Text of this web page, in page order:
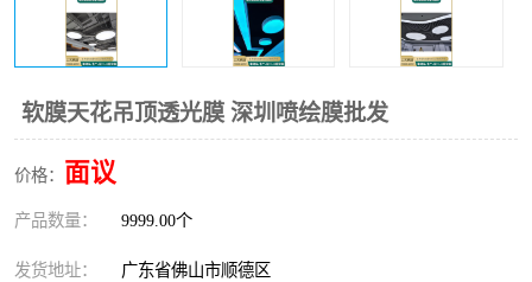
软膜天花吊顶透光膜 深圳喷绘膜批发
价格： 面议
产品数量： 9999.00个
发货地址： 广东省佛山市顺德区